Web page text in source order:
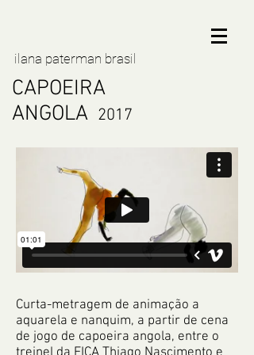
ilana paterman brasil
CAPOEIRA
ANGOLA 2017
Curta-metragem de animação a
aquarela e nanquim, a partir de cena
de jogo de capoeira angola, entre o